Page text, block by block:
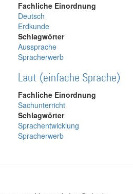
Fachliche Einordnung
Deutsch
Erdkunde
Schlagwörter
Aussprache
Spracherwerb
Laut (einfache Sprache)
Fachliche Einordnung
Sachunterricht
Schlagwörter
Sprachentwicklung
Spracherwerb